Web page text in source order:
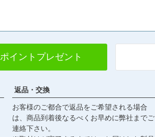
ポイントプレゼント
返品・交換
お客様のご都合で返品をご希望される場合
は、商品到着後なるべくお早めに弊社までご
連絡下さい。